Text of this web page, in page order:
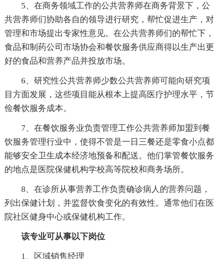
5、在商务领域工作的公共营养师在商务背景下，公
共营养师们协助各自的领导进行研究，帮忙促进生产，对
管理和市场提出专家性意见。在公共营养师们的帮忙下，
食品和制药公司市场协会和餐饮服务供应商得以生产出更
好的食品和营养产品并投放市场。
6、研究性公共营养师少数公共营养师可能向研究项
目方面发展，这些项目能从根本上提高医疗护理水平，节
俭餐饮服务成本。
7、在餐饮服务业负责管理工作公共营养师加盟到餐
饮服务管理行业中，使得不管是一日三餐还是零食小点都
能够安全卫生成本经济地预备和配送。他们掌管餐饮服务
的地点是医院保健机构学校高等院校和商务场所。
8、在诊所从事营养工作负责确诊病人的营养问题，
列出保健计划，并监督饮食变化的有效性。通常他们在医
院社区健身中心或保健机构工作。
该专业可从事以下岗位
1、区域销售经理